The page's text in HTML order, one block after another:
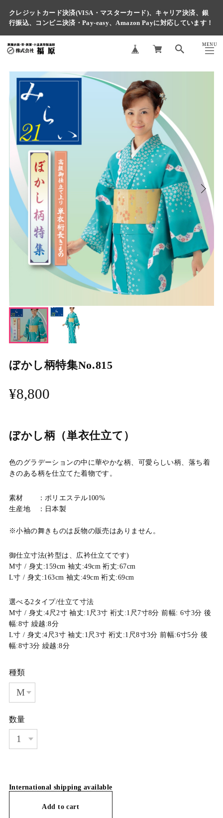
クレジットカード決済(VISA・マスターカード)、キャリア決済、銀
行振込、コンビニ決済・Pay-easy、Amazon Payに対応しています！
MENU
CLOSE
ぼかし柄特集No.815
¥8,800
ぼかし柄（単衣仕立て）
色のグラデーションの中に華やかな柄、可愛らしい柄、落ち着
きのある柄を仕立てた着物です。
素材 ：ポリエステル100%
生産地 ：日本製
※小袖の舞きものは反物の販売はありません。
御仕立寸法(衿型は、広衿仕立てです)
M寸 / 身丈:159cm 袖丈:49cm 裄丈:67cm
L寸 / 身丈:163cm 袖丈:49cm 裄丈:69cm
選べる2タイプ/仕立て寸法
M寸 / 身丈:4尺2寸 袖丈:1尺3寸 裄丈:1尺7寸8分 前幅: 6寸3分 後
幅:8寸 繰越:8分
L寸 / 身丈:4尺3寸 袖丈:1尺3寸 裄丈:1尺8寸3分 前幅:6寸5分 後
幅:8寸3分 繰越:8分
種類
数量
International shipping available
Add to cart